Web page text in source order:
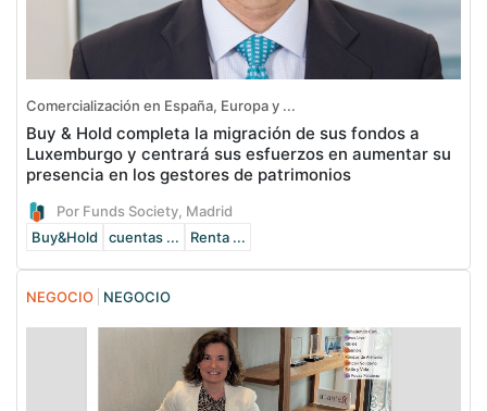
Comercialización en España, Europa y ...
Buy & Hold completa la migración de sus fondos a
Luxemburgo y centrará sus esfuerzos en aumentar su
presencia en los gestores de patrimonios
Por Funds Society, Madrid
Buy&Hold
cuentas ... Renta ...
NEGOCIO NEGOCIO